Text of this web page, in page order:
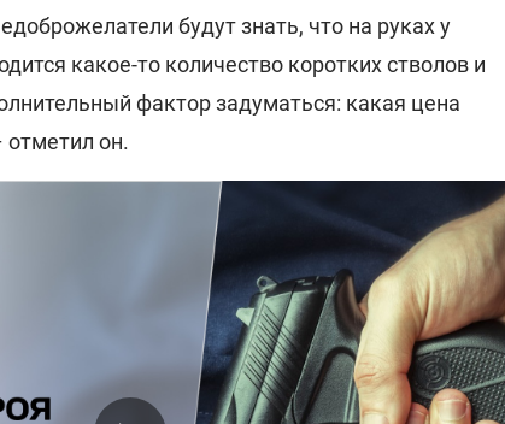
будут знать, что на руках у
какое-то количество коротких стволов и
фактор задуматься: какая цена
отметил он.